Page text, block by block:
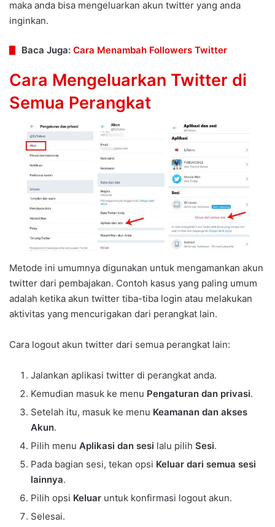
maka anda bisa mengeluarkan akun twitter yang anda
inginkan.
Baca Juga: Cara Menambah Followers Twitter
Cara Mengeluarkan Twitter di
Semua Perangkat
Metode ini umumnya digunakan untuk mengamankan akun
twitter dari pembajakan. Contoh kasus yang paling umum
adalah ketika akun twitter tiba-tiba login atau melakukan
aktivitas yang mencurigakan dari perangkat lain.
Cara logout akun twitter dari semua perangkat lain:
Jalankan aplikasi twitter di perangkat anda.
Kemudian masuk ke menu Pengaturan dan privasi.
Setelah itu, masuk ke menu Keamanan dan akses
Akun.
Pilih menu Aplikasi dan sesi lalu pilih Sesi.
Pada bagian sesi, tekan opsi Keluar dari semua sesi
lainnya.
Pilih opsi Keluar untuk konfirmasi logout akun.
Selesai.